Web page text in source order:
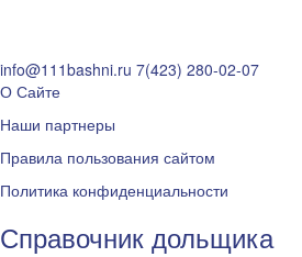
info@111bashni.ru 7(423) 280-02-07
О Сайте
Наши партнеры
Правила пользования сайтом
Политика конфиденциальности
Справочник дольщика